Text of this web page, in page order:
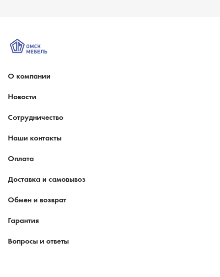
О компании
Новости
Сотрудничество
Наши контакты
Оплата
Доставка и самовывоз
Обмен и возврат
Гарантия
Вопросы и ответы